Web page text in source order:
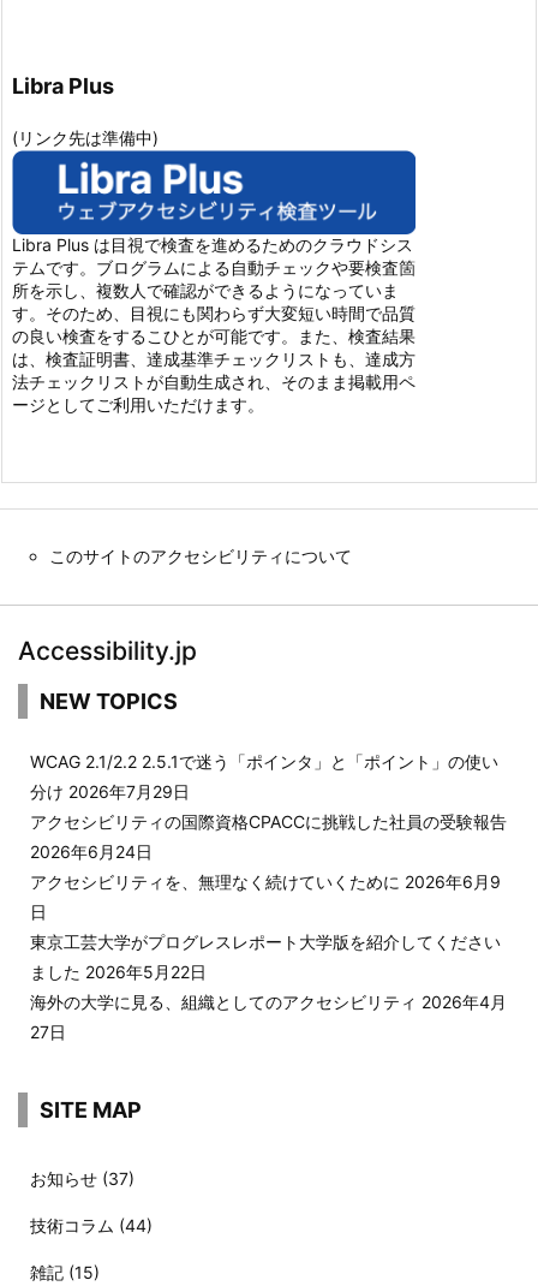
Libra Plus
(リンク先は準備中)
Libra Plus は目視で検査を進めるためのクラウドシス
テムです。ブログラムによる自動チェックや要検査箇
所を示し、複数人で確認ができるようになっていま
す。そのため、目視にも関わらず大変短い時間で品質
の良い検査をするこひとが可能です。また、検査結果
は、検査証明書、達成基準チェックリストも、達成方
法チェックリストが自動生成され、そのまま掲載用ペ
ージとしてご利用いただけます。
このサイトのアクセシビリティについて
Accessibility.jp
NEW TOPICS
WCAG 2.1/2.2 2.5.1で迷う「ポインタ」と「ポイント」の使い
分け 2026年7月29日
アクセシビリティの国際資格CPACCに挑戦した社員の受験報告
2026年6月24日
アクセシビリティを、無理なく続けていくために 2026年6月9
日
東京工芸大学がプログレスレポート大学版を紹介してください
ました 2026年5月22日
海外の大学に見る、組織としてのアクセシビリティ 2026年4月
27日
SITE MAP
お知らせ (37)
技術コラム (44)
雑記 (15)